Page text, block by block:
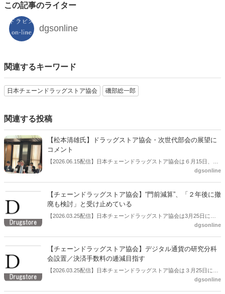
この記事のライター
dgsonline
関連するキーワード
日本チェーンドラッグストア協会 磯部総一郎
関連する投稿
【松本清雄氏】ドラッグストア協会・次世代部会の展望に
コメント
【2026.06.15配信】日本チェーンドラッグストア協会は６月15日、総
会後の会見を開いた。この中で松本清雄氏（マツキヨココカラ＆カン
dgsonline
【チェーンドラッグストア協会】“門前減算”、「２年後に撤
廃も検討」と受け止めている
【2026.03.25配信】日本チェーンドラッグストア協会は3月25日に定
例会見を開いた。この中で副会長の横山英昭氏（コスモス薬品代表取
捗についてコメントした。
dgsonline
【チェーンドラッグストア協会】デジタル通貨の研究分科
会設置／決済手数料の逓減目指す
【2026.03.25配信】日本チェーンドラッグストア協会は３月25日に定
例会見を開いた。この中でデジタル通貨の研究、検討を行う分科会を
dgsonline